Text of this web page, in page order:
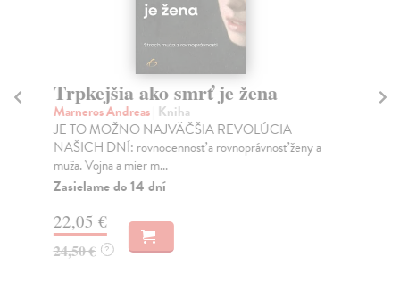
Trpkejšia ako smrť je žena
Marneros Andreas| Kniha
JE TO MOŽNO NAJVÄČŠIA REVOLÚCIA
NAŠICH DNÍ: rovnocennosť a rovnoprávnosť ženy a
muža. Vojna a mier m...
Zasielame do 14 dní
22,05 €
24,50 € ?